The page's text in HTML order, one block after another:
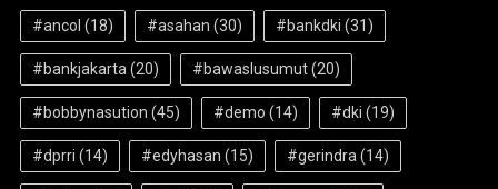
#ancol (18) #asahan (30) #bankdki (31)
#bankjakarta(20) #bawaslusumut(20)
#bobbynasution (45) #demo (14) #dki (19)
#dprri (14) #edyhasan (15) #gerindra(14)